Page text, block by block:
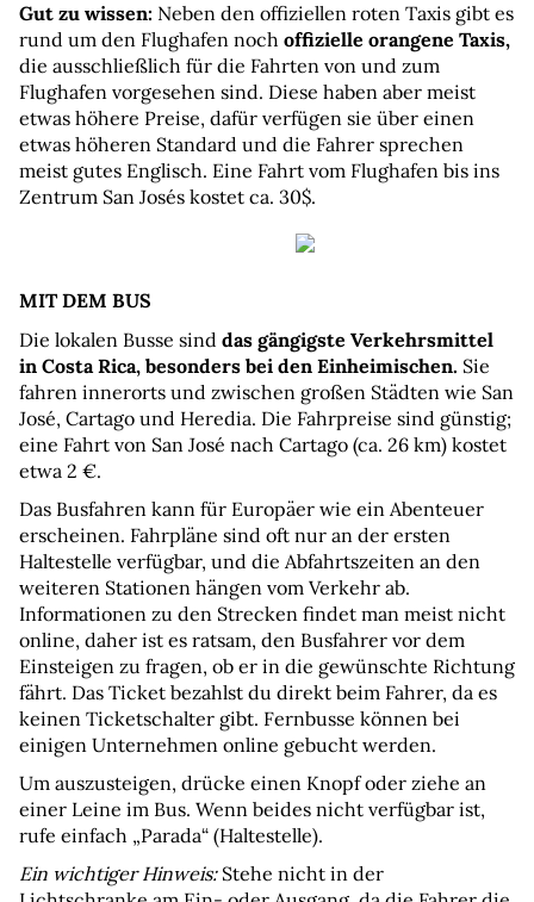
Gut zu wissen: Neben den offiziellen roten Taxis gibt es
rund um den Flughafen noch offizielle orangene Taxis,
die ausschließlich für die Fahrten von und zum
Flughafen vorgesehen sind. Diese haben aber meist
etwas höhere Preise, dafür verfügen sie über einen
etwas höheren Standard und die Fahrer sprechen
meist gutes Englisch. Eine Fahrt vom Flughafen bis ins
Zentrum San Josés kostet ca. 30$.
MIT DEM BUS
Die lokalen Busse sind das gängigste Verkehrsmittel
in Costa Rica, besonders bei den Einheimischen. Sie
fahren innerorts und zwischen großen Städten wie San
José, Cartago und Heredia. Die Fahrpreise sind günstig;
eine Fahrt von San José nach Cartago (ca. 26 km) kostet
etwa 2 €.
Das Busfahren kann für Europäer wie ein Abenteuer
erscheinen. Fahrpläne sind oft nur an der ersten
Haltestelle verfügbar, und die Abfahrtszeiten an den
weiteren Stationen hängen vom Verkehr ab.
Informationen zu den Strecken findet man meist nicht
online, daher ist es ratsam, den Busfahrer vor dem
Einsteigen zu fragen, ob er in die gewünschte Richtung
fährt. Das Ticket bezahlst du direkt beim Fahrer, da es
keinen Ticketschalter gibt. Fernbusse können bei
einigen Unternehmen online gebucht werden.
Um auszusteigen, drücke einen Knopf oder ziehe an
einer Leine im Bus. Wenn beides nicht verfügbar ist,
rufe einfach „Parada“ (Haltestelle).
Ein wichtiger Hinweis: Stehe nicht in der